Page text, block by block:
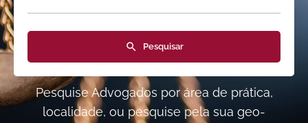
Pesquisar
Pesquise Advogados por área de prática,
localidade, ou pesquise pela sua geo-